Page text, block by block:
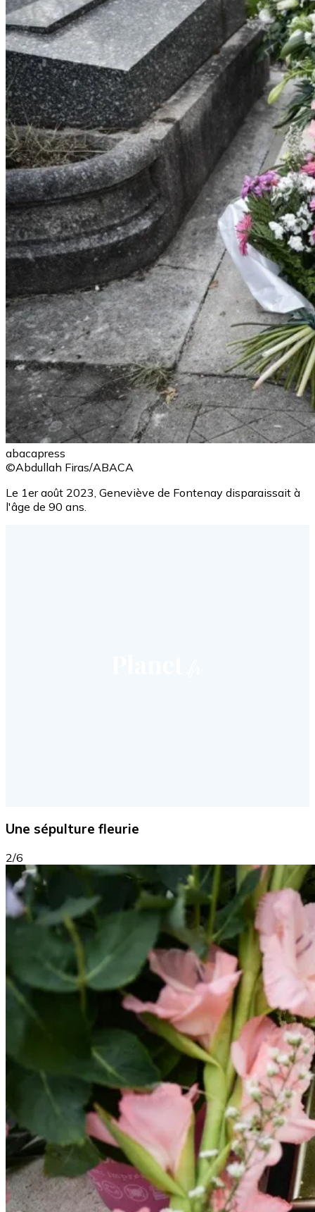
abacapress
©Abdullah Firas/ABACA
Le 1er août 2023, Geneviève de Fontenay disparaissait à
l'âge de 90 ans.
Une sépulture fleurie
2/6